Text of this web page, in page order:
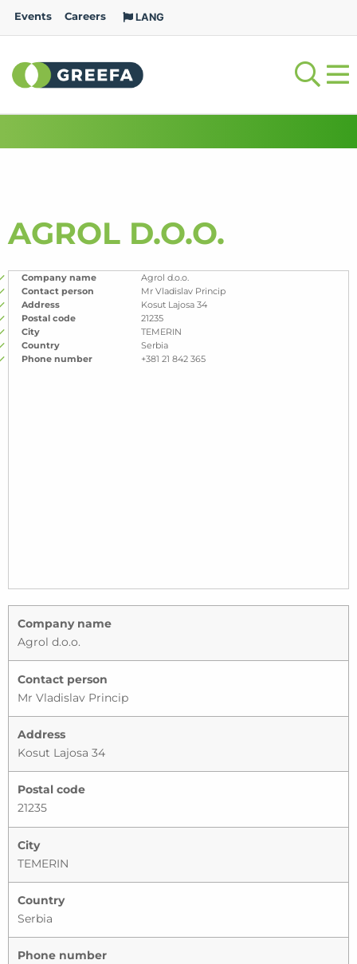
Events Careers LANG
AGROL D.O.O.
Company name
Agrol d.o.o.
Contact person
Mr Vladislav Princip
Address
Kosut Lajosa 34
Postal code
21235
City
TEMERIN
Country
Serbia
Phone number
+381 21 842 365
Company name
Agrol d.o.o.
Contact person
Mr Vladislav Princip
Address
Kosut Lajosa 34
Postal code
21235
City
TEMERIN
Country
Serbia
Phone number